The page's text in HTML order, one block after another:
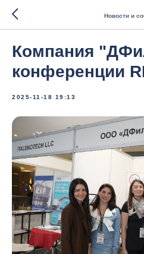
Новости и
Компания
конференции
2025-11-18 19:13